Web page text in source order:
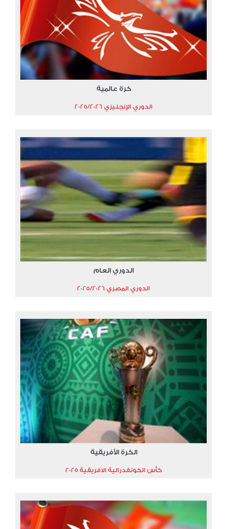
كرة عالمية
الدوري الإنجليزي 2025/2026
الدوري العام
الدوري المصري 2025/2026
الكرة الأفريقية
كأس الكونفدرالية الافريقية 2025